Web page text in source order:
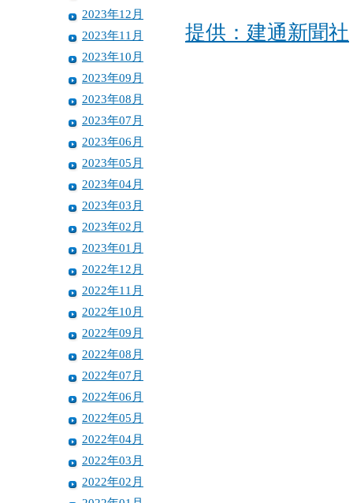
2023年12月
2023年11月
2023年10月
2023年09月
2023年08月
2023年07月
2023年06月
2023年05月
2023年04月
2023年03月
2023年02月
2023年01月
2022年12月
2022年11月
2022年10月
2022年09月
2022年08月
2022年07月
2022年06月
2022年05月
2022年04月
2022年03月
2022年02月
提供：建通新聞社